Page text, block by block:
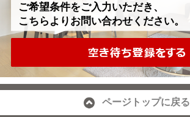
ご希望条件をご入力いただき、
こちらよりお問い合わせください。
ページトップに戻る